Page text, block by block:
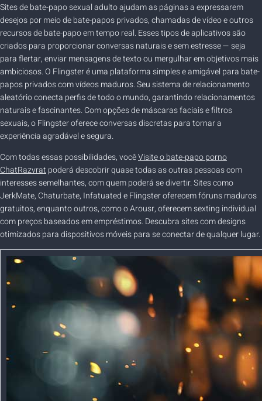
Sites de bate-papo sexual adulto ajudam as páginas a expressarem
desejos por meio de bate-papos privados, chamadas de vídeo e outros
recursos de bate-papo em tempo real. Esses tipos de aplicativos são
criados para proporcionar conversas naturais e sem estresse — seja
para flertar, enviar mensagens de texto ou mergulhar em objetivos mais
ambiciosos. O Flingster é uma plataforma simples e amigável para bate-
papos privados com vídeos maduros. Seu sistema de relacionamento
aleatório conecta perfis de todo o mundo, garantindo relacionamentos
naturais e fascinantes. Com opções de máscaras faciais e filtros
sexuais, o Flingster oferece conversas discretas para tornar a
experiência agradável e segura.
Com todas essas possibilidades, vocêVisite o bate-papo porno
ChatRazvrat poderá descobrir quase todas as outras pessoas com
interesses semelhantes, com quem poderá se divertir. Sites como
JerkMate, Chaturbate, Infatuated e Flingster oferecem fóruns maduros
gratuitos, enquanto outros, como o Arousr, oferecem sexting individual
com preços baseados em empréstimos. Descubra sites com designs
otimizados para dispositivos móveis para se conectar de qualquer lugar.